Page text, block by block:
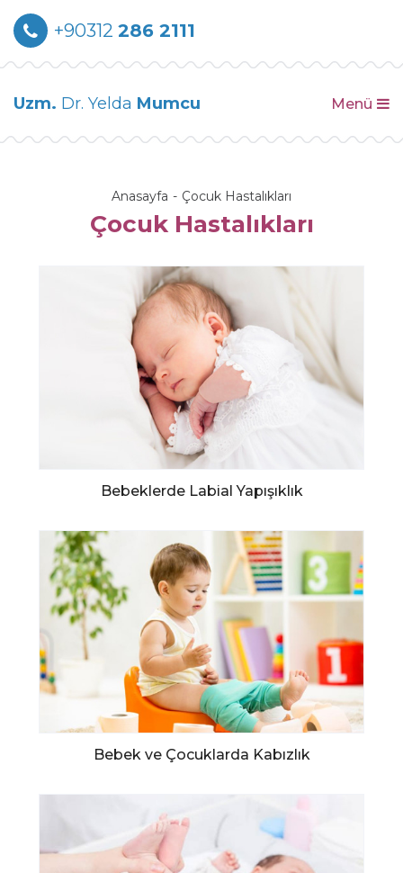
+90312 286 2111
Uzm. Dr. Yelda Mumcu Menü
Anasayfa Çocuk Hastalıkları
Çocuk Hastalıkları
Bebeklerde Labial Yapışıklık
Bebek ve Çocuklarda Kabızlık